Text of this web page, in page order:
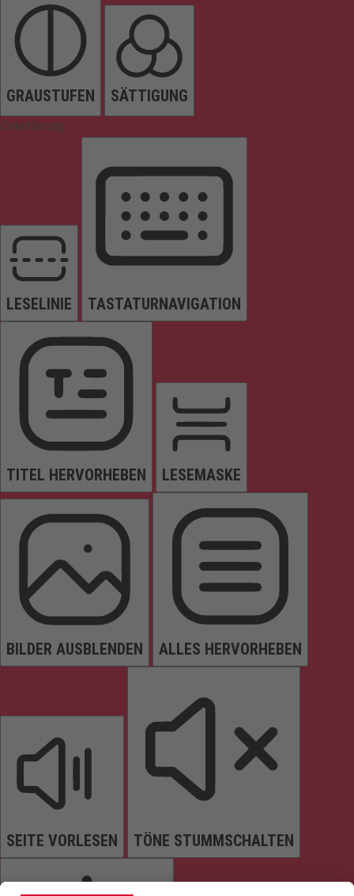
GRAUSTUFEN SÄTTIGUNG
Orientierung
LESELINIE TASTATURNAVIGATION
TITEL HERVORHEBEN LESEMASKE
BILDER AUSBLENDEN ALLES HERVORHEBEN
SEITE VORLESEN TÖNE STUMMSCHALTEN